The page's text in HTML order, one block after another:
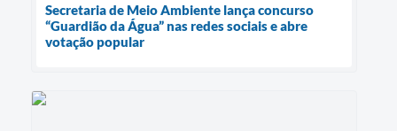
Secretaria de Meio Ambiente lança concurso
“Guardião da Água” nas redes sociais e abre
votação popular